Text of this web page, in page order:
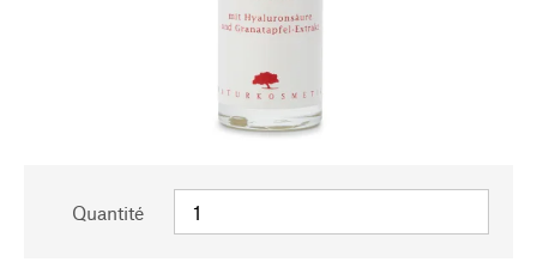
Quantité